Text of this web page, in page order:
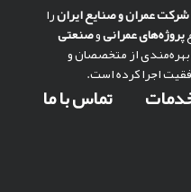
شركت عمران و صنايع ايرانرا
پروژه‌های عمرانیوصنعتی
از متخصصان و
اجرا کرده است.
تماس با ما